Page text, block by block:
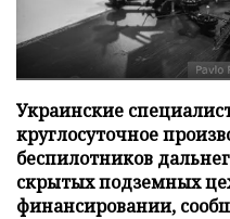
Украинские
круглосуточное
беспилотников
скрытых подземных
финансировании,